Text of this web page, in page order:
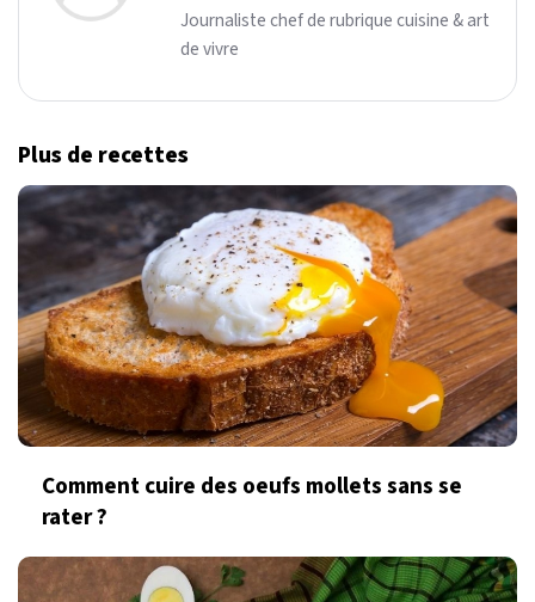
Journaliste chef de rubrique cuisine & art
de vivre
Plus de recettes
Comment cuire des oeufs mollets sans se
rater ?